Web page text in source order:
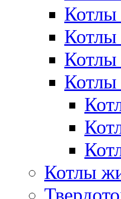
Котлы
Котлы
Котлы
Котлы
Котлы